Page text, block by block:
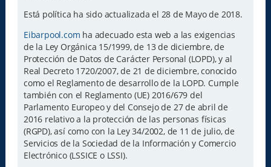
Está política ha sido actualizada el 28 de Mayo de 2018.
Eibarpool.com ha adecuado esta web a las exigencias
de la Ley Orgánica 15/1999, de 13 de diciembre, de
Protección de Datos de Carácter Personal (LOPD), y al
Real Decreto 1720/2007, de 21 de diciembre, conocido
como el Reglamento de desarrollo de la LOPD. Cumple
también con el Reglamento (UE) 2016/679 del
Parlamento Europeo y del Consejo de 27 de abril de
2016 relativo a la protección de las personas físicas
(RGPD), así como con la Ley 34/2002, de 11 de julio, de
Servicios de la Sociedad de la Información y Comercio
Electrónico (LSSICE o LSSI).